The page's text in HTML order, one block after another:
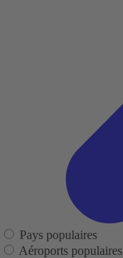
Pays populaires
Aéroports populaires